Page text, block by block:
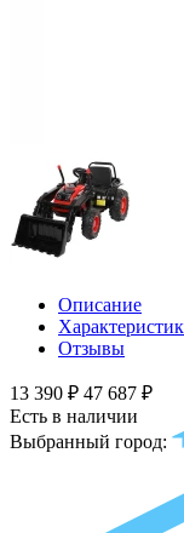
Описание
Отзывы
13 390 ₽ 47 687 ₽
Есть в наличии
Выбранный город: